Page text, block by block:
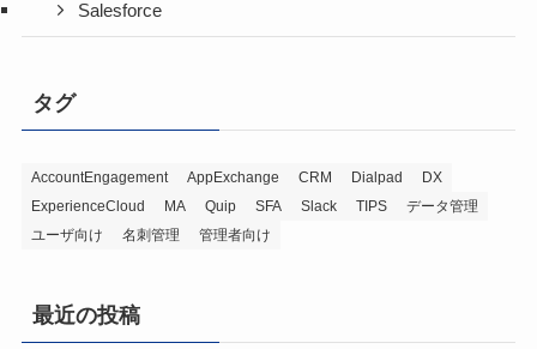
Salesforce
タグ
AccountEngagement AppExchange CRM Dialpad
DX
ExperienceCloud
MA Quip SFA Slack TIPS
データ管理
ユーザ向け
名刺管理 管理者向け
最近の投稿